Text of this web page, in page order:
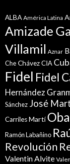
ALBA América Latina
Amizade
Villamil Aznar
CheChávezCIA
Fidel Fidel
Hernández
Sánchez José
CarrilesMartí
Ramón Labañino
Revolución
Valentin Alvite